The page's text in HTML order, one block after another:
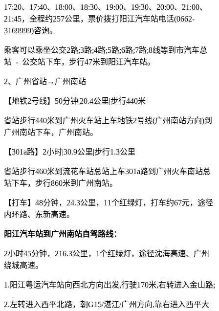
17:20、17:40、18:00、18:30、19:00、19:30、20:00、21:00、
21:45，全程约257公里，票价拨打阳江汽车站电话(0662-
3169999)咨询。
乘客可以乘坐公交2路;3路;4路;5路;6路;7路;8线等到市汽车总
站 - 公交站下车，步行47米到阳江汽车站。
2、广州省站→广州南站
【地铁2号线】50分钟|20.4公里|步行440米
省站步行440米到广州火车站上车地铁2号线(广州南站方向)到
广州南站下车，广州南站。
【301a路】2小时|30.9公里|步行1.3公里
省站步行460米到流花车站总站上车301a路到广州火车南站总
站下车，步行860米到广州南站。
【打车】48分钟，24.3公里，11个红绿灯，打车约67元，途径
内环路、东新高速。
阳江汽车站到广州南站自驾路线：
2小时45分钟，216.3公里，1个红绿灯，途径沈海高速、广州
绕城高速。
1.阳江粤运汽车站向西北方向出发,行驶170米,右转进入金山路;
2.左转进入西平北路，朝G15/湛江/广州方向,靠右进入西平大